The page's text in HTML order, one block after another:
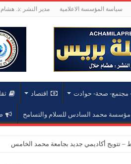
سياسة المؤسسة الاعلامية مدير النشر :ذ. هشام
مجتمع- صحة- حوادت اقتصاد
مؤسسة محمد السادس للسلام والتسامح
– تتويج أكاديمي جديد بجامعة محمد الخامس